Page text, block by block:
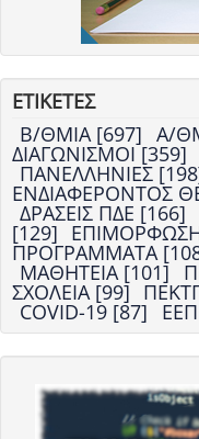
ΕΤΙΚΕΤΕΣ
Β/ΘΜΙΑ [697] Α/
ΔΙΑΓΩΝΙΣΜΟΙ [359]
ΠΑΝΕΛΛΗΝΙΕΣ
ΕΝΔΙΑΦΕΡΟΝΤΟΣ
ΔΡΑΣΕΙΣ ΠΔΕ [166]
[129]
ΠΡΟΓΡΑΜΜΑΤΑ
ΜΑΘΗΤΕΙΑ [101]
ΣΧΟΛΕΙΑ [99]
COVID-19 [87]